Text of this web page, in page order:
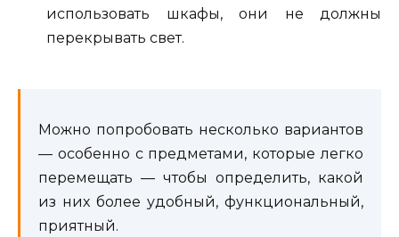
использовать шкафы, они не должны
перекрывать свет.
Можно попробовать несколько вариантов
— особенно с предметами, которые легко
перемещать — чтобы определить, какой
из них более удобный, функциональный,
приятный.